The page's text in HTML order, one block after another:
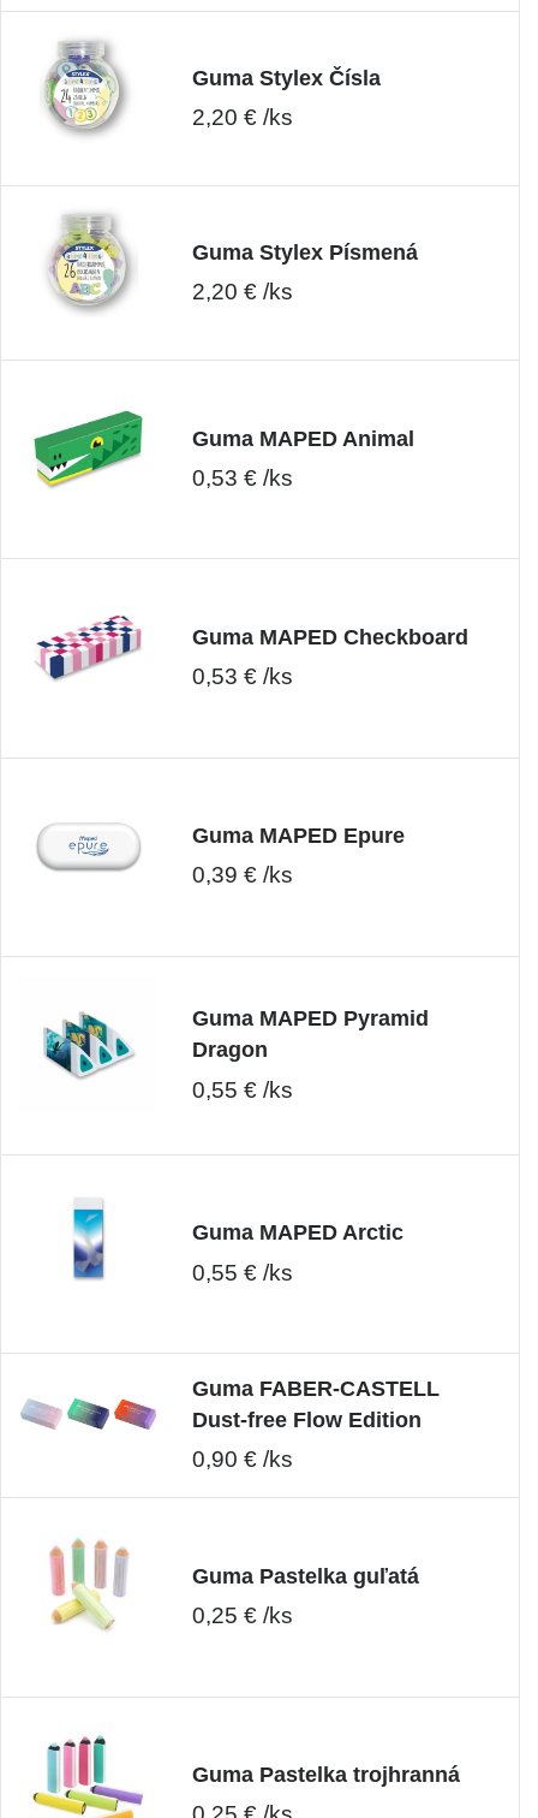
Guma Stylex Čísla
2,20 € /ks
Guma Stylex Písmená
2,20 € /ks
Guma MAPED Animal
0,53 € /ks
Guma MAPED Checkboard
0,53 € /ks
Guma MAPED Epure
0,39 € /ks
Guma MAPED Pyramid
Dragon
0,55 € /ks
Guma MAPED Arctic
0,55 € /ks
Guma FABER-CASTELL
Dust-free Flow Edition
0,90 € /ks
Guma Pastelka guľatá
0,25 € /ks
Guma Pastelka trojhranná